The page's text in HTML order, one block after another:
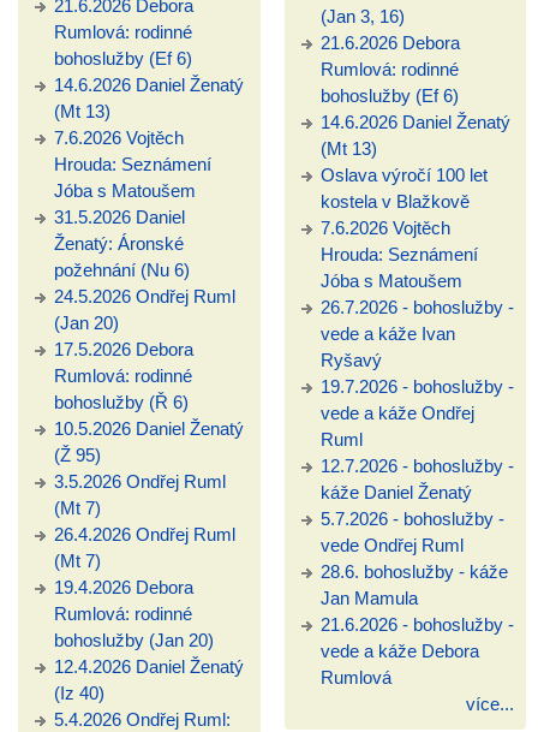
21.6.2026 Debora
Rumlová: rodinné
bohoslužby (Ef 6)
14.6.2026 Daniel Ženatý
(Mt 13)
7.6.2026 Vojtěch
Hrouda: Seznámení
Jóba s Matoušem
31.5.2026 Daniel
Ženatý: Áronské
požehnání (Nu 6)
24.5.2026 Ondřej Ruml
(Jan 20)
17.5.2026 Debora
Rumlová: rodinné
bohoslužby (Ř 6)
10.5.2026 Daniel Ženatý
(Ž 95)
3.5.2026 Ondřej Ruml
(Mt 7)
26.4.2026 Ondřej Ruml
(Mt 7)
19.4.2026 Debora
Rumlová: rodinné
bohoslužby (Jan 20)
12.4.2026 Daniel Ženatý
(Iz 40)
5.4.2026 Ondřej Ruml:
(Jan 3, 16)
21.6.2026 Debora
Rumlová: rodinné
bohoslužby (Ef 6)
14.6.2026 Daniel Ženatý
(Mt 13)
Oslava výročí 100 let
kostela v Blažkově
7.6.2026 Vojtěch
Hrouda: Seznámení
Jóba s Matoušem
26.7.2026 - bohoslužby -
vede a káže Ivan
Ryšavý
19.7.2026 - bohoslužby -
vede a káže Ondřej
Ruml
12.7.2026 - bohoslužby -
káže Daniel Ženatý
5.7.2026 - bohoslužby -
vede Ondřej Ruml
28.6. bohoslužby - káže
Jan Mamula
21.6.2026 - bohoslužby -
vede a káže Debora
Rumlová
více...